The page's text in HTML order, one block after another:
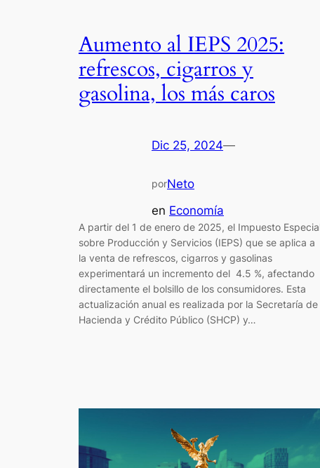
Aumento al IEPS 2025:
refrescos, cigarros y
gasolina, los más caros
Dic 25, 2024—
porNeto
en Economía
A partir del 1 de enero de 2025, el Impuesto
sobre Producción y Servicios (IEPS) que se aplica a
la venta de refrescos, cigarros y gasolinas
experimentará un incremento del 4.5 %, afectando
directamente el bolsillo de los consumidores. Esta
actualización anual es realizada por la Secretaría de
Hacienda y Crédito Público (SHCP) y…